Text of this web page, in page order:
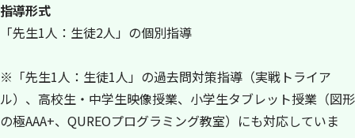
指導形式
「先生1人：生徒2人」の個別指導
※「先生1人：生徒1人」の過去問対策指導（実戦トライア
ル）、高校生・中学生映像授業、小学生タブレット授業（図形
の極AAA+、QUREOプログラミング教室）にも対応していま